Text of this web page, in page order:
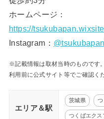
ホームページ：
https://
Instagram：
※記載情報は取材当時のものです
利用前に公式サイト等でご確認く
エリア＆駅
茨城県
つくばエクス